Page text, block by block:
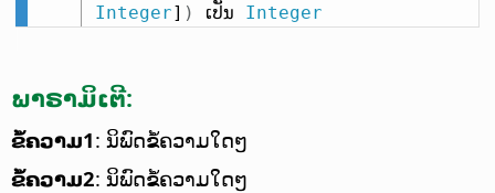
Integer] ) ເປັນ Integer
ພາຣາມິເຕີ:
ຂໍ້ຄວາມ1: ນິພົດຂໍ້ຄວາມໃດໆ
ຂໍ້ຄວາມ2: ນິພົດຂໍ້ຄວາມໃດໆ